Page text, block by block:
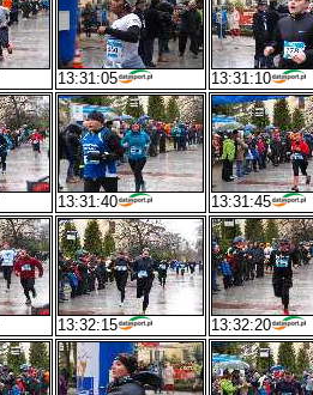
13:31:05 13:31:10
13:31:40 13:31:45
13:32:15 13:32:20